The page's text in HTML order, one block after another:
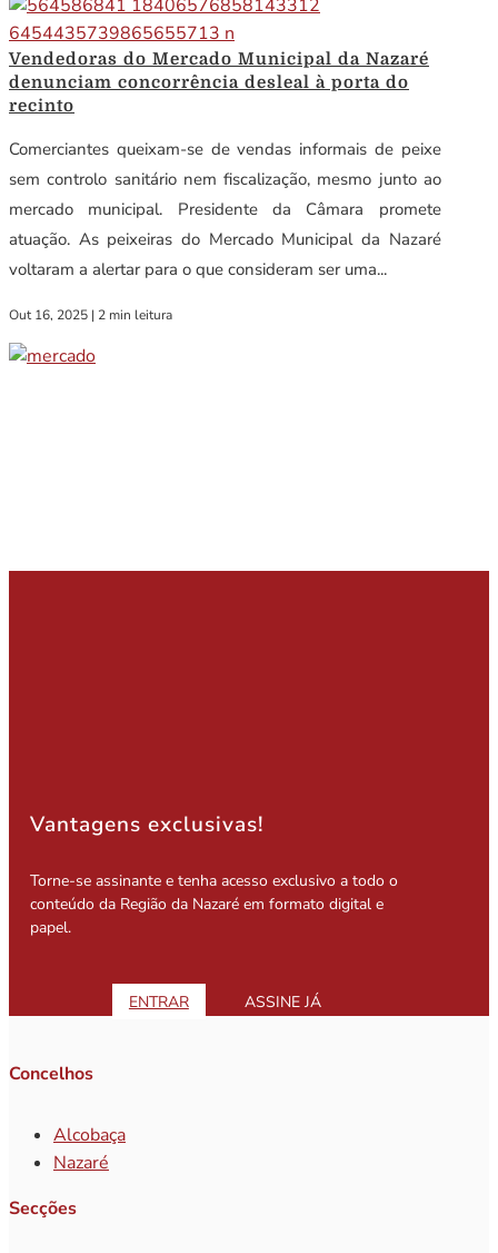
Vendedoras do Mercado Municipal da Nazaré
denunciam concorrência desleal à porta do
recinto
Comerciantes queixam-se de vendas informais de peixe
sem controlo sanitário nem fiscalização, mesmo junto ao
mercado municipal. Presidente da Câmara promete
atuação. As peixeiras do Mercado Municipal da Nazaré
voltaram a alertar para o que consideram ser uma...
Out 16, 2025 | 2 min leitura
Vantagens exclusivas!
Torne-se assinante e tenha acesso exclusivo a todo o
conteúdo da Região da Nazaré em formato digital e
papel.
ENTRAR ASSINE JÁ
Concelhos
Alcobaça
Nazaré
Secções